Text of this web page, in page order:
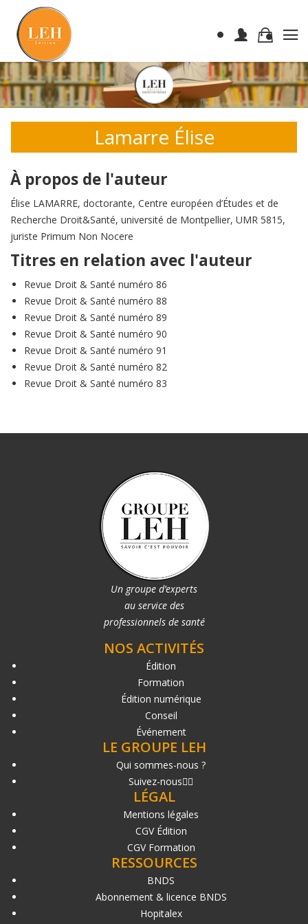
Lamarre Élise
À propos de l'auteur
Élise LAMARRE, doctorante, Centre européen d’Études et de
Recherche Droit&Santé, université de Montpellier, UMR 5815,
juriste Primum Non Nocere
Titres en relation avec l'auteur
Revue Droit & Santé numéro 86
Revue Droit & Santé numéro 88
Revue Droit & Santé numéro 89
Revue Droit & Santé numéro 90
Revue Droit & Santé numéro 91
Revue Droit & Santé numéro 82
Revue Droit & Santé numéro 83
Un groupe d’experts
au service des
professionnels de santé
NOS ACTIVITÉS
Édition
Formation
Édition numérique
Conseil
Événement
LE GROUPE LEH
Qui sommes-nous ?
Suivez-nous
LÉGAL
Mentions légales
CGV Édition
CGV Formation
RESSOURCES
BNDS
Abonnement & licence BNDS
Hopitalex